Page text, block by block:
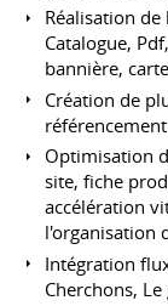
Réalisation
Catalogue,
bannière,
Création de
Optimisation
site, fiche
accélération
l'organisation
Intégration
Cherchons, Le